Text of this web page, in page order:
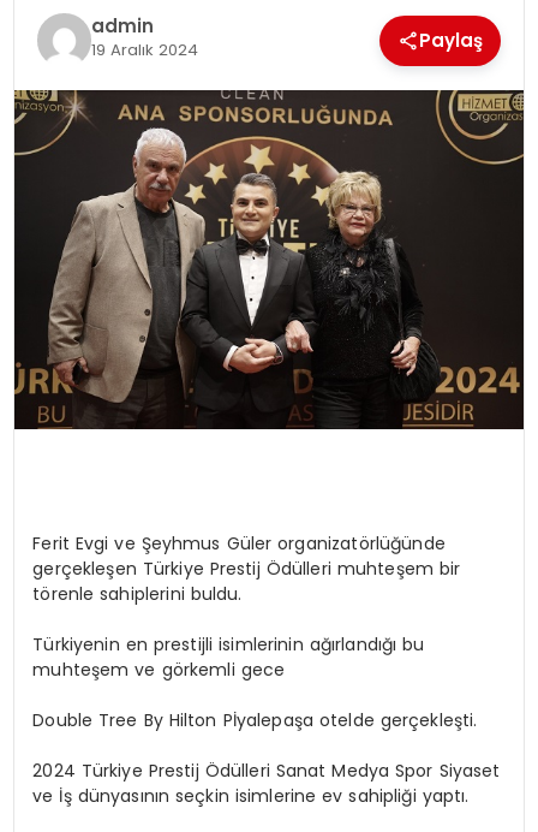
admin
19 Aralık 2024 Paylaş
Ferit Evgi ve Şeyhmus Güler organizatörlüğünde
gerçekleşen Türkiye Prestij Ödülleri muhteşem bir
törenle sahiplerini buldu.
Türkiyenin en prestijli isimlerinin ağırlandığı bu
muhteşem ve görkemli gece
Double Tree By Hilton Pİyalepaşa otelde gerçekleşti.
2024 Türkiye Prestij Ödülleri Sanat Medya Spor Siyaset
ve İş dünyasının seçkin isimlerine ev sahipliği yaptı.